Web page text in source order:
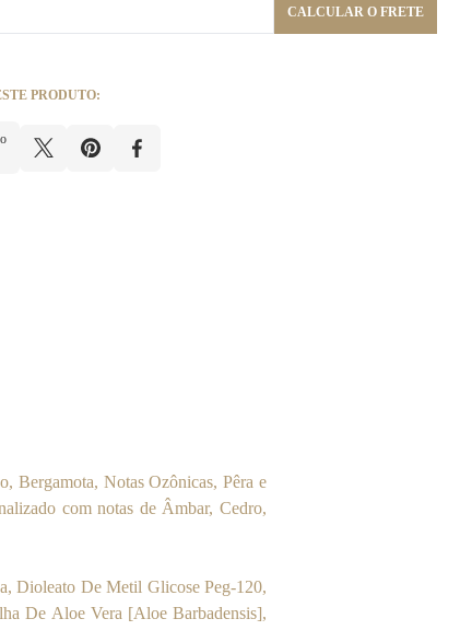
CALCULAR O FRETE
PRODUTO:
Bergamota, Notas Ozônicas, Pêra e
com notas de Âmbar, Cedro,
Dioleato De Metil Glicose Peg-120,
De Aloe Vera [Aloe Barbadensis],